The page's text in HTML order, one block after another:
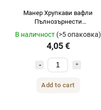
Манер Хрупкави вафли
Пълнозърнести
неаполитански пакет 300гр
В наличност (>5 опаковка)
4,05 €
Add to cart